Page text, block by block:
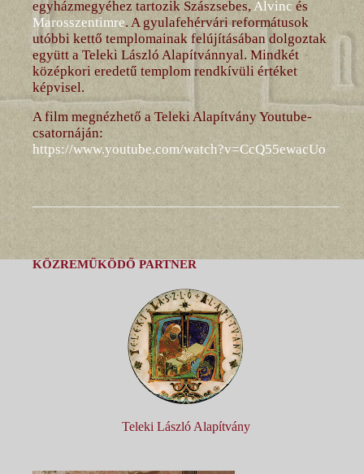
egyházmegyéhez tartozik Szászsebes, Alvinc és
Marosszentimre. A gyulafehérvári reformátusok
utóbbi kettő templomainak felújításában dolgoztak
együtt a Teleki László Alapítvánnyal. Mindkét
középkori eredetű templom rendkívüli értéket
képvisel.
A film megnézhető a Teleki Alapítvány Youtube-
csatornáján:
https://www.youtube.com/watch?v=CcQ55ewacUo
KÖZREMŰKÖDŐ PARTNER
Teleki László Alapítvány